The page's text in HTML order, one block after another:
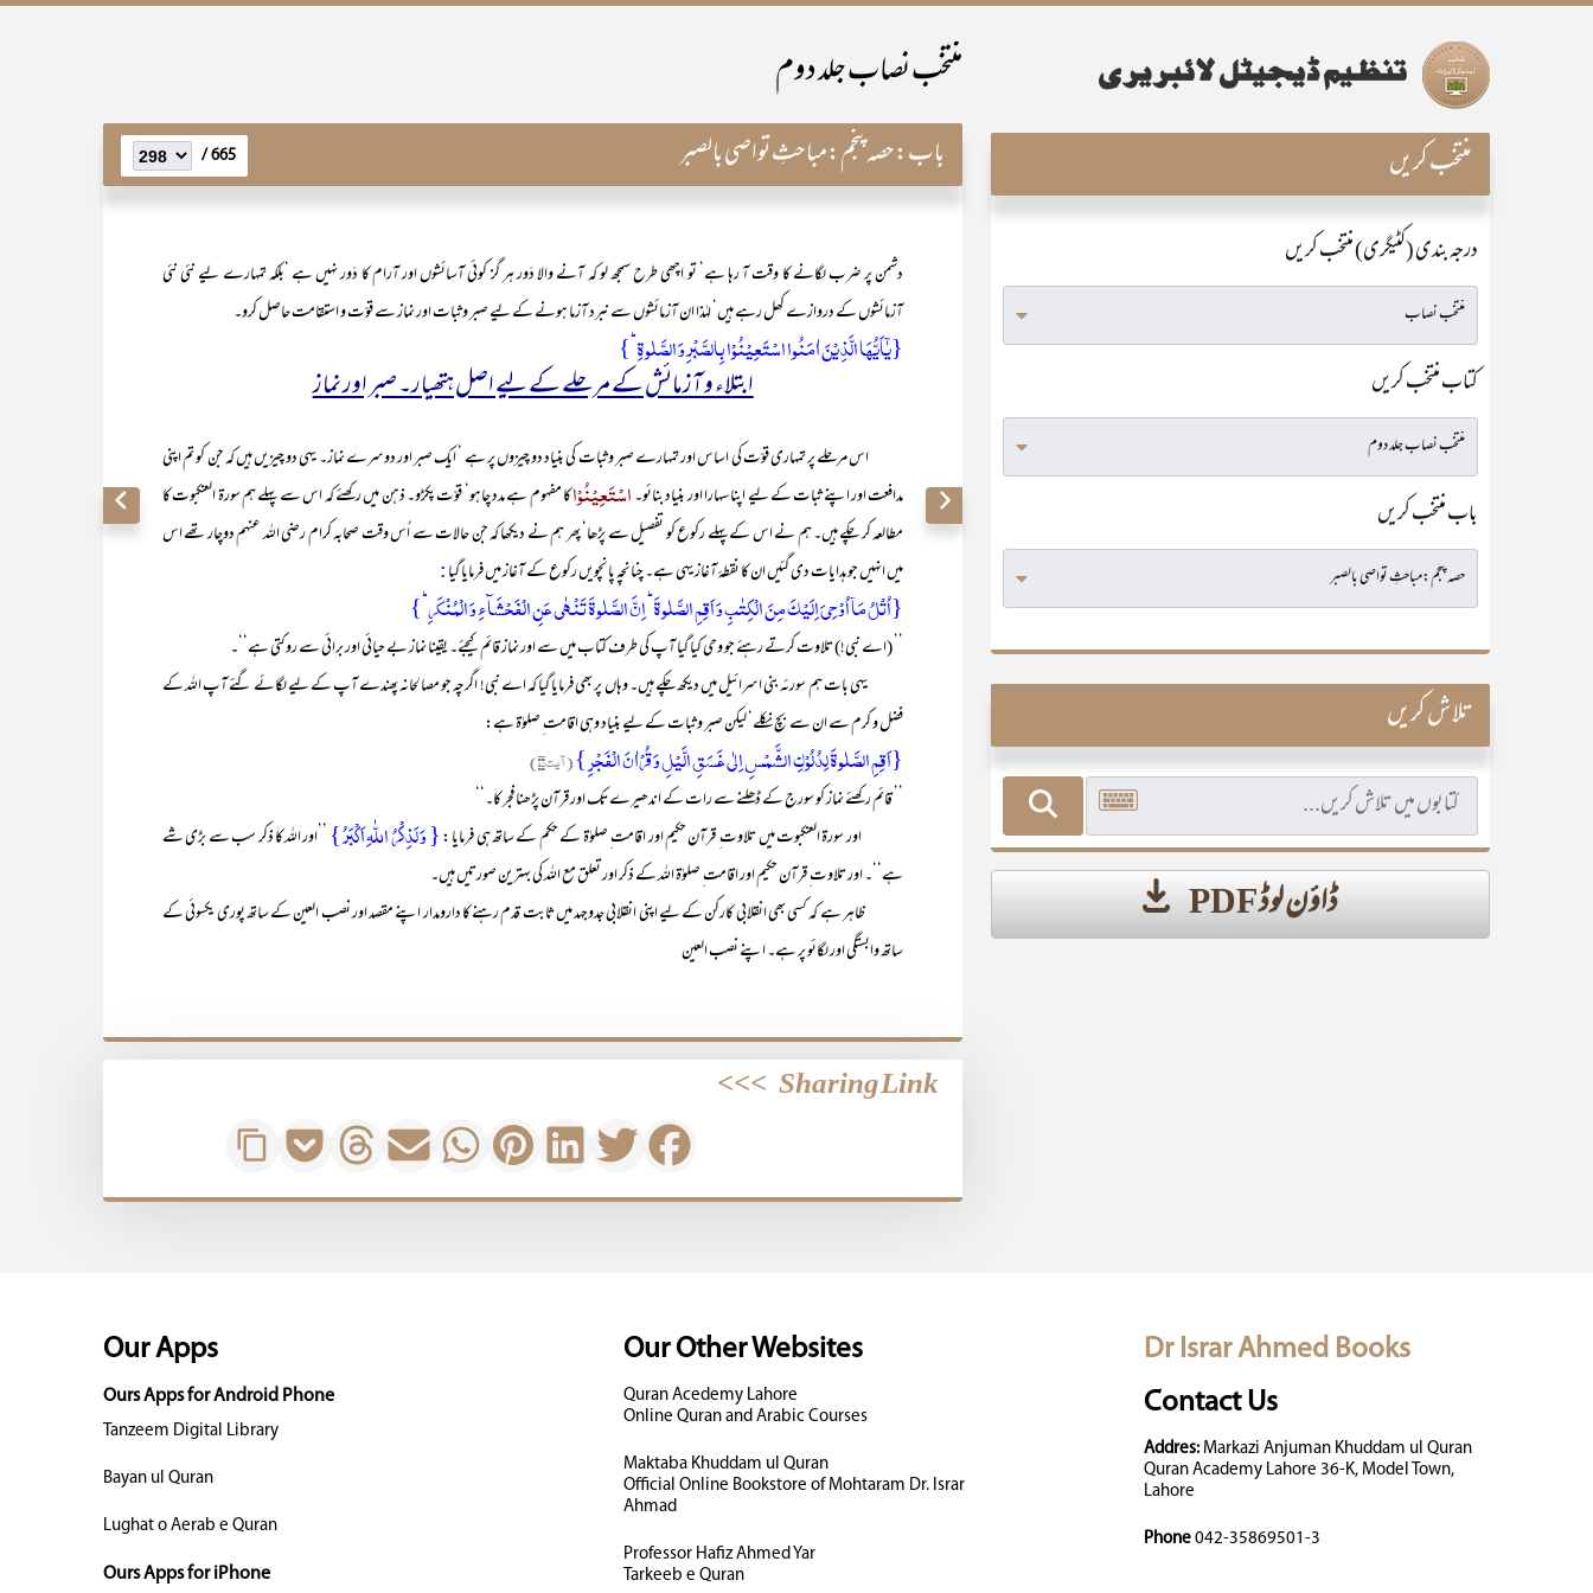
منتخب نصاب جلد دوم
باب:حصہ پنجم:مباحثِ تواصی بالصبر 665 /
دشمن پر ضرب لگانے کا وقت آ رہا ہے‘ تو اچھی طرح سمجھ لو کہ آنے والا دَور ہر گز کوئی آسائشوں اور آرام کا دَور نہیں ہے ‘بلکہ تمہارے لیے نئی نئی
آزمائشوں کے دروازے کھل رہے ہیں‘ لہٰذا ان آزمائشوں سے نبرد آزما ہونے کے لیے صبر و ثبات اور نماز سے قوّت و استقامت حاصل کرو۔
{یٰۤاَیُّہَا الَّذِیۡنَ اٰمَنُوا اسۡتَعِیۡنُوۡا بِالصَّبۡرِ وَ الصَّلٰوۃِ ؕ}
ابتلاء و آزمائش کے مرحلے کے لیے اصل ہتھیار۔ صبر اور نماز
اس مرحلے پر تمہاری قوّت کی اساس اور تمہارے صبر و ثبات کی بنیاد دو چیزوں پر ہے ‘ ایک صبر اور دوسرے نماز۔ یہی دو چیزیں ہیں کہ جن کو تم اپنی
مدافعت اور اپنے ثبات کے لیے اپنا سہارا اور بنیاد بنائو۔اسْتَعِیْنُوْاکا مفہوم ہے مدد چاہو‘ قوّت پکڑو۔ ذہن میں رکھئے کہ اس سے پہلے ہم سورۃ العنکبوت کا
مطالعہ کر چکے ہیں۔ ہم نے اس کے پہلے رکوع کو تفصیل سے پڑھا‘ پھر ہم نے دیکھا کہ جن حالات سے اُس وقت صحابہ کرام رضی اللہ عنہم دوچار تھے اس
میں انہیں جو ہدایات دی گئیں ان کا نقطۂ آغاز یہی ہے۔ چنانچہ پانچویں رکوع کے آغاز میں فرمایا گیا:
{اُتۡلُ مَاۤ اُوۡحِیَ اِلَیۡکَ مِنَ الۡکِتٰبِ وَ اَقِمِ الصَّلٰوۃَ ؕ اِنَّ الصَّلٰوۃَ تَنۡہٰی عَنِ الۡفَحۡشَآءِ وَ الۡمُنۡکَرِ ؕ}
’’ (اے نبی!) تلاوت کرتے رہئے جو وحی کیا گیا آپ کی طرف کتاب میں سے اور نماز قائم کیجئے۔ یقینا نماز بے حیائی اور برائی سے روکتی ہے‘‘۔
یہی بات ہم سورئہ بنی اسرائیل میں دیکھ چکے ہیں۔ وہاں پر بھی فرمایا گیا کہ اے نبی! اگرچہ جو مصالحانہ پھندے آپ کے لیے لگائے گئے آپ اللہ کے
فضل و کرم سے ان سے بچ نکلے‘ لیکن صبر و ثبات کے لیے بنیاد وہی اقامت ِ صلوٰۃ ہے:
{اَقِمِ الصَّلٰوۃَ لِدُلُوۡکِ الشَّمۡسِ اِلٰی غَسَقِ الَّیۡلِ وَ قُرۡاٰنَ الۡفَجۡرِ }(آیت۷۸)
’’ قائم رکھئے نماز کو سورج کے ڈھلنے سے رات کے اندھیرے تک اور قرآن پڑھنا فجر کا۔‘‘
اور سورۃ العنکبوت میں تلاوت ِ قرآن حکیم اور اقامت ِ صلوٰۃ کے حکم کے ساتھ ہی فرمایا :{ وَ لَذِکۡرُ اللّٰہِ اَکۡبَرُ } ’’اور اللہ کا ذکر سب سے بڑی شے
ہے‘‘۔ اور تلاوت ِ قرآن حکیم اور اقامت ِ صلوٰۃ اللہ کے ذکر اور تعلق مع اللہ کی بہترین صورتیں ہیں۔
ظاہر ہے کہ کسی بھی انقلابی کارکن کے لیے اپنی انقلابی جدوجہد میں ثابت قدم رہنے کا دارومدار اپنے مقصد اور نصب العین کے ساتھ پوری یکسوئی کے
ساتھ وابستگی اور لگائو پر ہے۔ اپنے نصب العین
Sharing Link
>>>
منتخب کریں
درجہ بندی (کٹیگری) منتخب کریں
کتاب منتخب کریں
باب منتخب کریں
تلاش کریں
ڈاؤن لوڈ PDF
Dr Israr Ahmed Books
Contact Us
Addres:Markazi Anjuman Khuddam ul Quran
Quran Academy Lahore 36-K, Model Town,
Lahore
Phone 042-35869501-3
Our Other Websites
Quran Acedemy Lahore
Online Quran and Arabic Courses
Maktaba Khuddam ul Quran
Official Online Bookstore of Mohtaram Dr. Israr
Ahmad
Professor Hafiz Ahmed Yar
Tarkeeb e Quran
Our Apps
Ours Apps for Android Phone
Tanzeem Digital Library
Bayan ul Quran
Lughat o Aerab e Quran
Ours Apps for iPhone